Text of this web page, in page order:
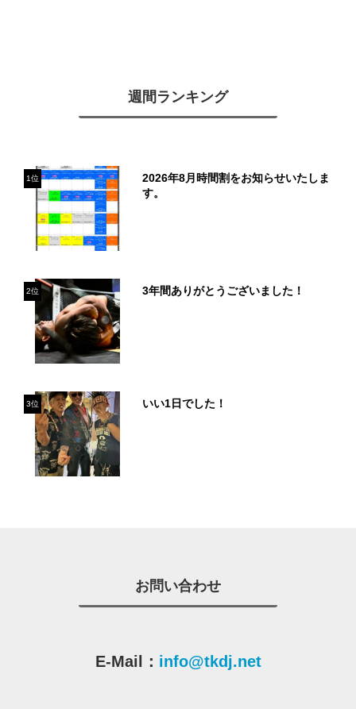
週間ランキング
1位
2026年8月時間割をお知らせいたしま
す。
2位 3年間ありがとうございました！
3位 いい1日でした！
お問い合わせ
E-Mail： info@tkdj.net